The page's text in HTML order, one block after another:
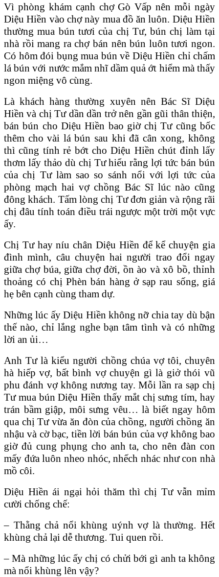
Vì phòng khám cạnh chợ Gò Vấp nên mỗi ngày
Diệu Hiền vào chợ này mua đồ ăn luôn. Diệu Hiền
thường mua bún tươi của chị Tư, bún chị làm tại
nhà rồi mang ra chợ bán nên bún luôn tươi ngon.
Có hôm đói bụng mua bún về Diệu Hiền chỉ chấm
lá bún với nước mắm nhĩ dầm quả ớt hiểm mà thấy
ngon miệng vô cùng.
Là khách hàng thường xuyên nên Bác Sĩ Diệu
Hiền và chị Tư dần dần trở nên gần gũi thân thiện,
bán bún cho Diệu Hiền bao giờ chị Tư cũng bốc
thêm cho vài lá bún sau khi đã cân xong, không
thì cũng tính rẻ bớt cho Diệu Hiền chút đỉnh lấy
thơm lấy thảo dù chị Tư hiểu rằng lợi tức bán bún
của chị Tư làm sao so sánh nổi với lợi tức của
phòng mạch hai vợ chồng Bác Sĩ lúc nào cũng
đông khách. Tấm lòng chị Tư đơn giản và rộng rãi
chị đâu tính toán điều trái ngược một trời một vực
ấy.
Chị Tư hay níu chân Diệu Hiền để kể chuyện gia
đình mình, câu chuyện hai người trao đổi ngay
giữa chợ búa, giữa chợ đời, ồn ào và xô bồ, thỉnh
thoảng có chị Phèn bán hàng ở sạp rau sống, giá
hẹ bên cạnh cùng tham dự.
Những lúc ấy Diệu Hiền không nỡ chia tay dù bận
thế nào, chỉ lắng nghe bạn tâm tình và có những
lời an ủi…
Anh Tư là kiểu người chồng chúa vợ tôi, chuyên
hà hiếp vợ, bất bình vợ chuyện gì là giở thói vũ
phu đánh vợ không nương tay. Mỗi lần ra sạp chị
Tư mua bún Diệu Hiền thấy mắt chị sưng tím, hay
trán bầm giập, môi sưng vêu… là biết ngay hôm
qua chị Tư vừa ăn đòn của chồng, người chồng ăn
nhậu và cờ bạc, tiền lời bán bún của vợ không bao
giờ đủ cung phụng cho anh ta, cho nên đàn con
mấy đứa luôn nheo nhóc, nhếch nhác như con nhà
mồ côi.
Diệu Hiền ái ngại hỏi thăm thì chị Tư vẫn mỉm
cười chống chế:
– Thằng chả nổi khùng uýnh vợ là thường. Hết
khùng chả lại dễ thương. Tui quen rồi.
– Mà những lúc ấy chị có chửi bới gì anh ta không
mà nổi khùng lên vậy?